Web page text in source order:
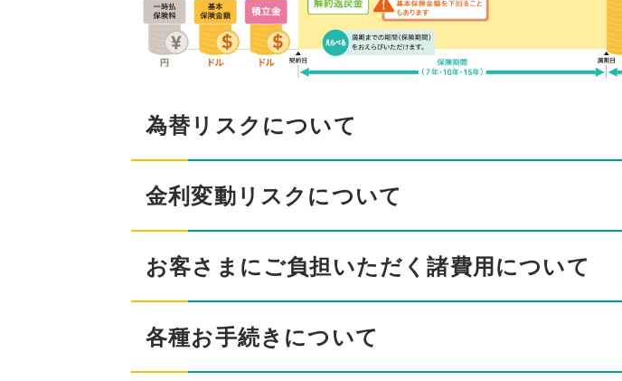
為替リスクについて
金利変動リスクについて
お客さまにご負担いただく諸費用について
各種お手続きについて